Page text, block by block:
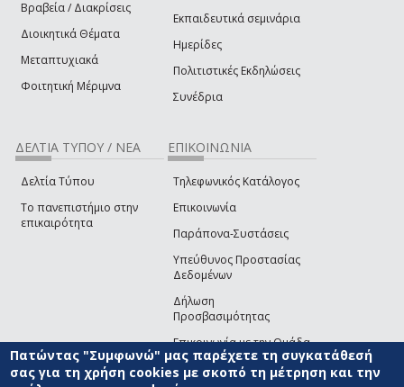
Βραβεία / Διακρίσεις
Διοικητικά Θέματα
Μεταπτυχιακά
Φοιτητική Μέριμνα
Εκπαιδευτικά σεμινάρια
Ημερίδες
Πολιτιστικές Εκδηλώσεις
Συνέδρια
ΔΕΛΤΙΑ ΤΥΠΟΥ / ΝΕΑ
Δελτία Τύπου
Το πανεπιστήμιο στην
επικαιρότητα
ΕΠΙΚΟΙΝΩΝΙΑ
Τηλεφωνικός Κατάλογος
Επικοινωνία
Παράπονα-Συστάσεις
Υπεύθυνος Προστασίας
Δεδομένων
Δήλωση
Προσβασιμότητας
Επικοινωνία με την Ομάδα
Ανάπτυξης του site(link sends e-mail)
Πατώντας "Συμφωνώ" μας παρέχετε τη συγκατάθεσή
σας για τη χρήση cookies με σκοπό τη μέτρηση και την